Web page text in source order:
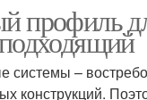
профиль
системы –
конструкций.